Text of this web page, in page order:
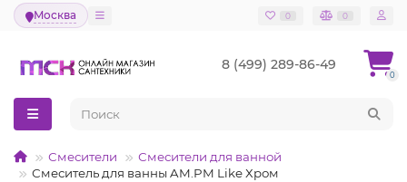
Москва 0 0
8 (499) 289-86-49
0
Смесители
Смесители для ванной
Смеситель для ванны AM.PM Like Хром